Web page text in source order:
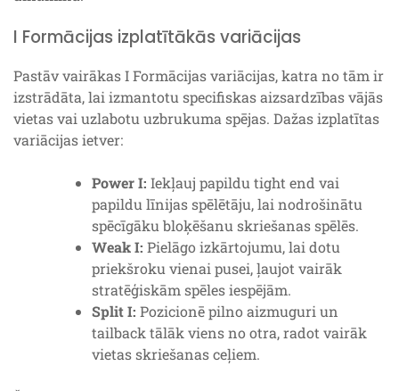
I Formācijas izplatītākās variācijas
Pastāv vairākas I Formācijas variācijas, katra no tām ir
izstrādāta, lai izmantotu specifiskas aizsardzības vājās
vietas vai uzlabotu uzbrukuma spējas. Dažas izplatītas
variācijas ietver:
Power I: Iekļauj papildu tight end vai
papildu līnijas spēlētāju, lai nodrošinātu
spēcīgāku bloķēšanu skriešanas spēlēs.
Weak I: Pielāgo izkārtojumu, lai dotu
priekšroku vienai pusei, ļaujot vairāk
stratēģiskām spēles iespējām.
Split I: Pozicionē pilno aizmuguri un
tailback tālāk viens no otra, radot vairāk
vietas skriešanas ceļiem.